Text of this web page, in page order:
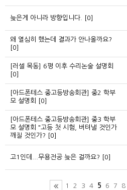
늦은게 아니라 방향입니다. [0]
왜 열심히 했는데 결과가 안나올까요?
[0]
[러셀 목동] 6평 이후 수리논술 설명회
[0]
[아드폰테스 중고등방송회관] 중2 학부
모 설명회
[0]
[아드폰테스 중고등방송회관] 중3 학부
모 설명회 "고등 첫 시험, 버텨낼 것인가
깨질 것인가? [0]
고1인데...무용전공 늦은 걸까요? [0]
1 2 3 4 5 6 7 8